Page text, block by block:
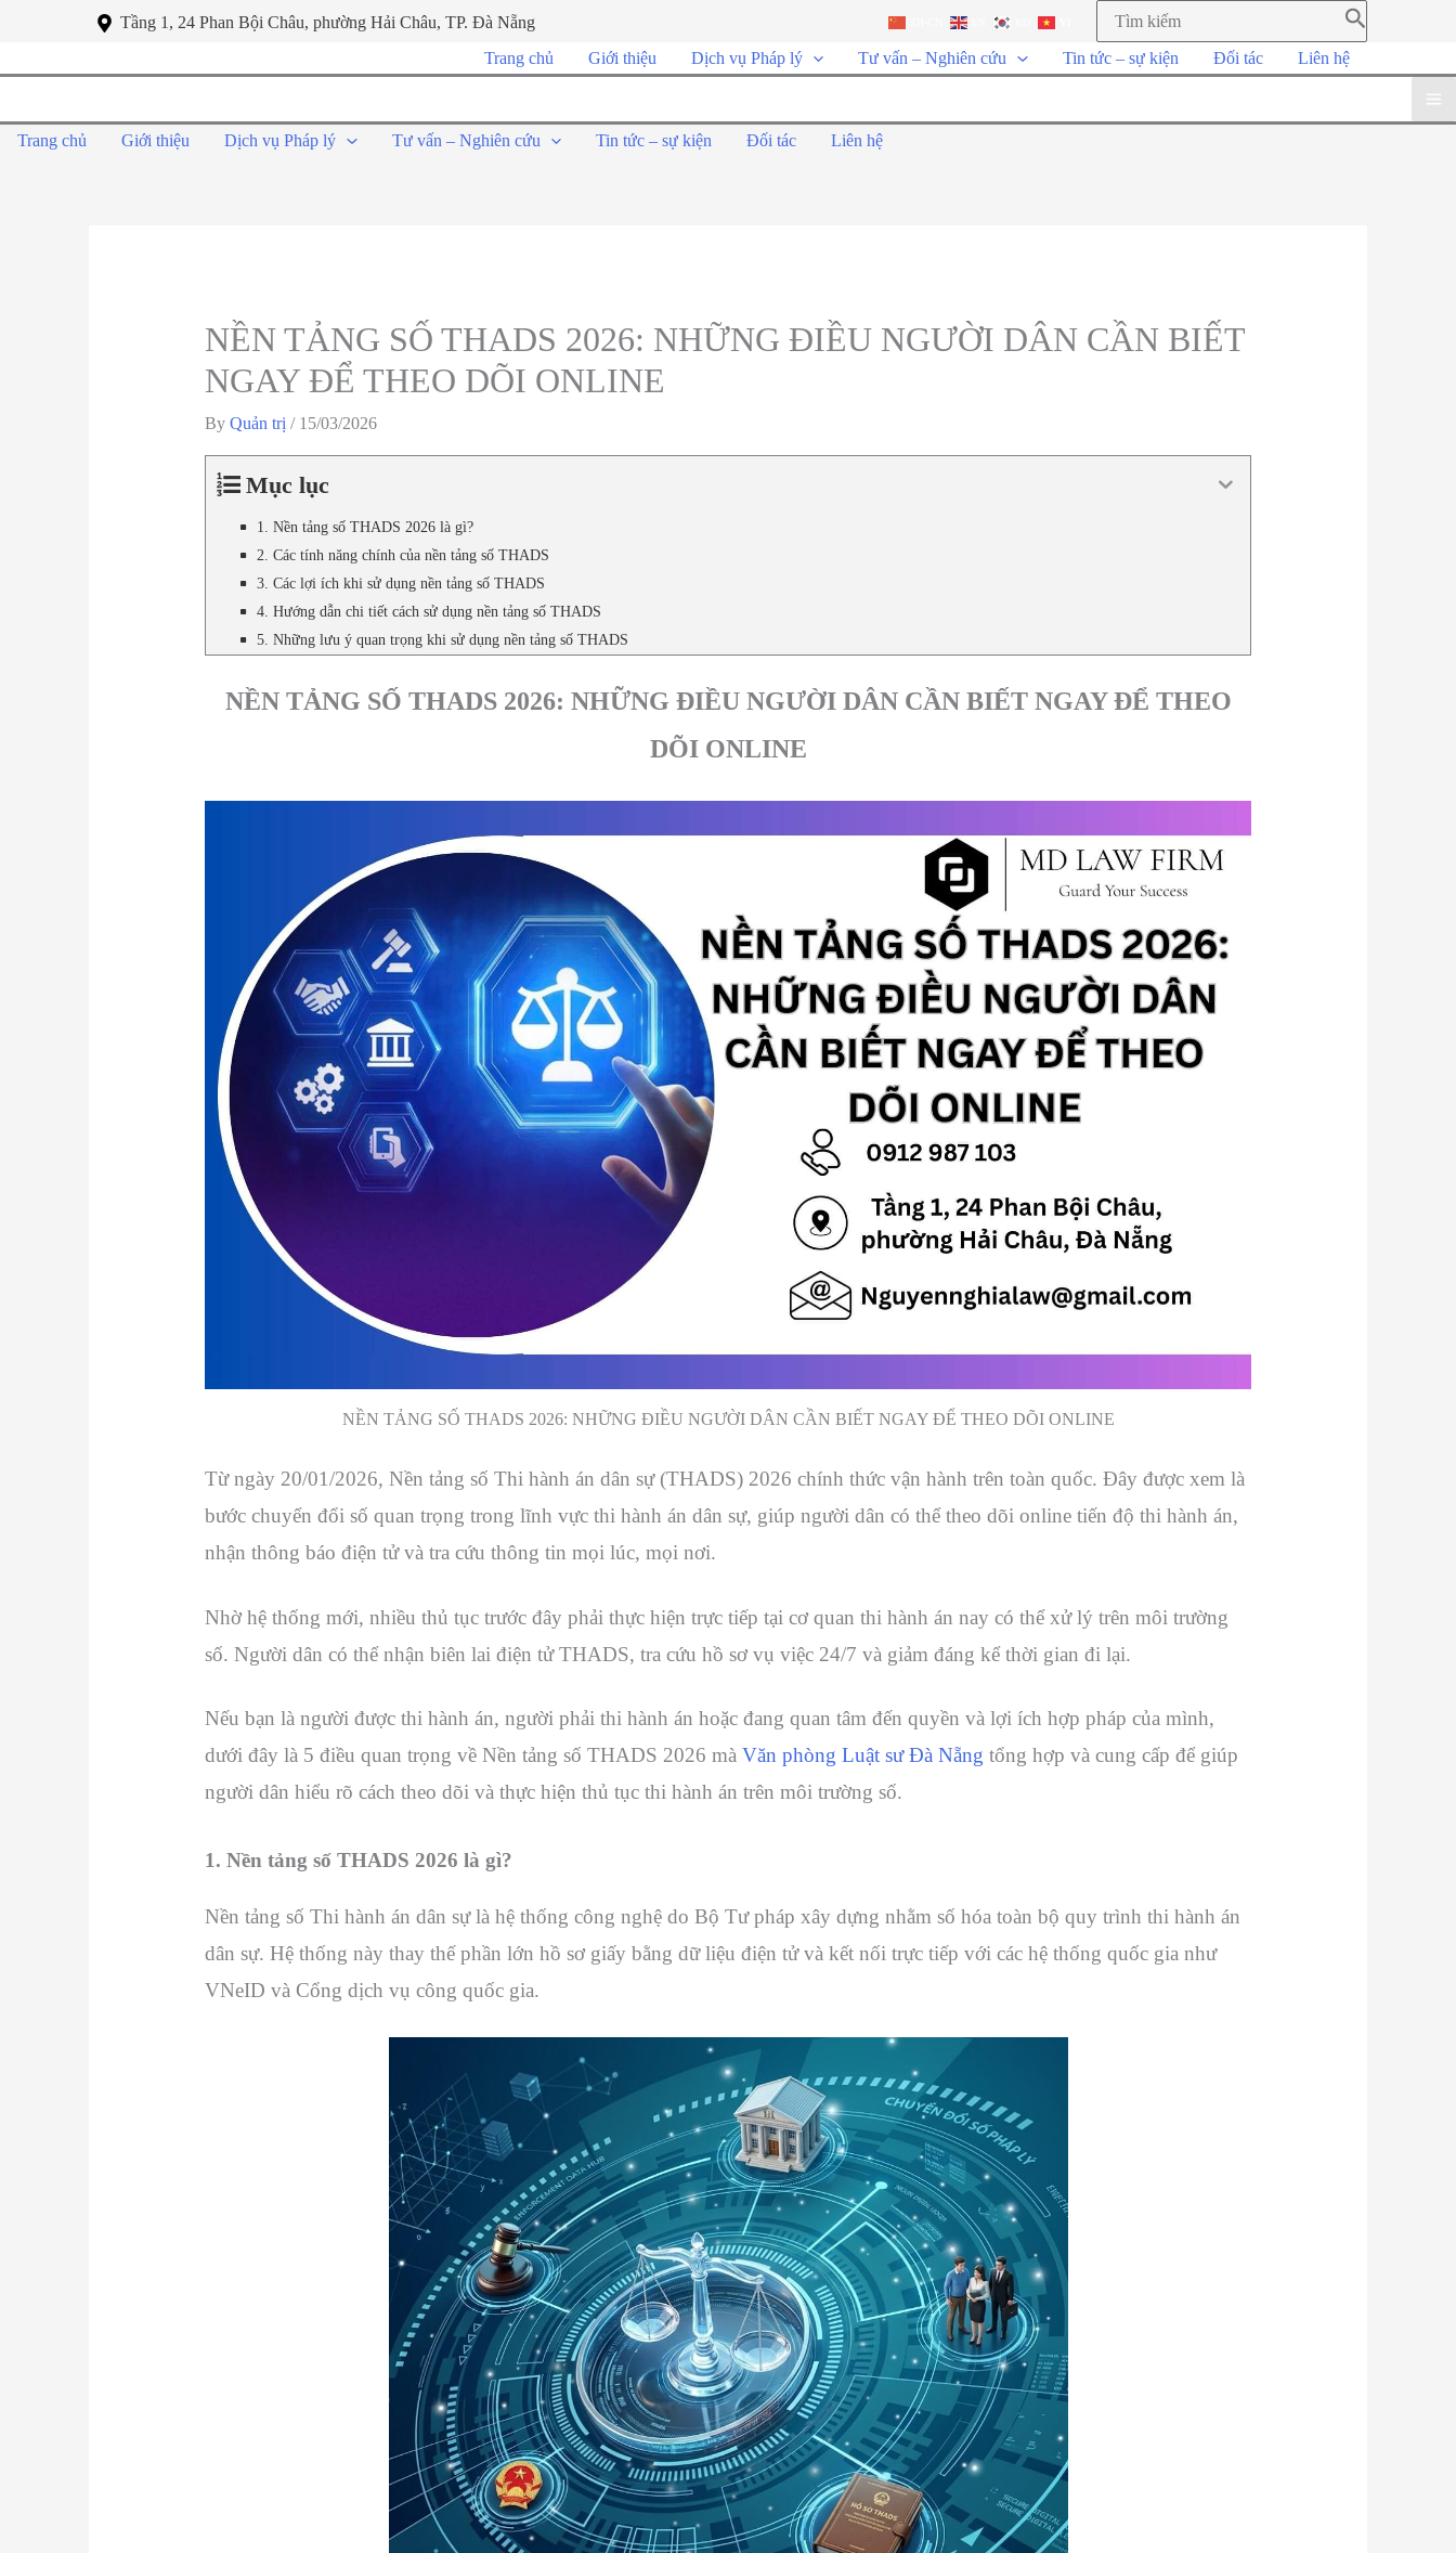
Tầng 1, 24 Phan Bội Châu, phường Hải Châu, TP. Đà Nẵng
Trang chủ Giới thiệu Dịch vụ Pháp lý Tư vấn – Nghiên cứu Tin tức – sự kiện Đối tác Liên hệ
Trang chủ Giới thiệu Dịch vụ Pháp lý Tư vấn – Nghiên cứu Tin tức – sự kiện Đối tác Liên hệ
NỀN TẢNG SỐ THADS 2026: NHỮNG ĐIỀU NGƯỜI DÂN CẦN BIẾT
NGAY ĐỂ THEO DÕI ONLINE
By Quản trị / 15/03/2026
Mục lục
1. Nền tảng số THADS 2026 là gì?
2. Các tính năng chính của nền tảng số THADS
3. Các lợi ích khi sử dụng nền tảng số THADS
4. Hướng dẫn chi tiết cách sử dụng nền tảng số THADS
5. Những lưu ý quan trọng khi sử dụng nền tảng số THADS
NỀN TẢNG SỐ THADS 2026: NHỮNG ĐIỀU NGƯỜI DÂN CẦN BIẾT NGAY ĐỂ THEO
DÕI ONLINE
NỀN TẢNG SỐ THADS 2026: NHỮNG ĐIỀU NGƯỜI DÂN CẦN BIẾT NGAY ĐỂ THEO DÕI ONLINE
Từ ngày 20/01/2026, Nền tảng số Thi hành án dân sự (THADS) 2026 chính thức vận hành trên toàn quốc. Đây được xem là
bước chuyển đổi số quan trọng trong lĩnh vực thi hành án dân sự, giúp người dân có thể theo dõi online tiến độ thi hành án,
nhận thông báo điện tử và tra cứu thông tin mọi lúc, mọi nơi.
Nhờ hệ thống mới, nhiều thủ tục trước đây phải thực hiện trực tiếp tại cơ quan thi hành án nay có thể xử lý trên môi trường
số. Người dân có thể nhận biên lai điện tử THADS, tra cứu hồ sơ vụ việc 24/7 và giảm đáng kể thời gian đi lại.
Nếu bạn là người được thi hành án, người phải thi hành án hoặc đang quan tâm đến quyền và lợi ích hợp pháp của mình,
dưới đây là 5 điều quan trọng về Nền tảng số THADS 2026 mà Văn phòng Luật sư Đà Nẵng tổng hợp và cung cấp để giúp
người dân hiểu rõ cách theo dõi và thực hiện thủ tục thi hành án trên môi trường số.
1. Nền tảng số THADS 2026 là gì?
Nền tảng số Thi hành án dân sự là hệ thống công nghệ do Bộ Tư pháp xây dựng nhằm số hóa toàn bộ quy trình thi hành án
dân sự. Hệ thống này thay thế phần lớn hồ sơ giấy bằng dữ liệu điện tử và kết nối trực tiếp với các hệ thống quốc gia như
VNeID và Cổng dịch vụ công quốc gia.